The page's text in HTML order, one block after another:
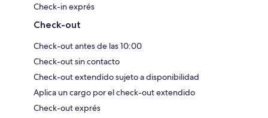
Check-in exprés
Check-out
Check-out antes de las 10:00
Check-out sin contacto
Check-out extendido sujeto a disponibilidad
Aplica un cargo por el check-out extendido
Check-out exprés